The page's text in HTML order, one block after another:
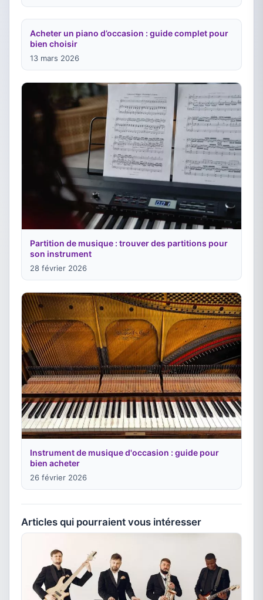
Acheter un piano d’occasion : guide complet pour
bien choisir
13 mars 2026
Partition de musique : trouver des partitions pour
son instrument
28 février 2026
Instrument de musique d'occasion : guide pour
bien acheter
26 février 2026
Articles qui pourraient vous intéresser